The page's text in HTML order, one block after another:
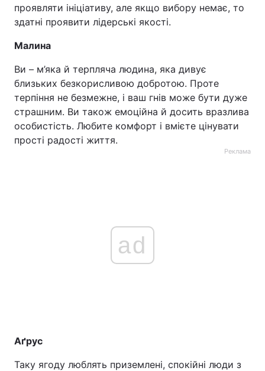
проявляти ініціативу, але якщо вибору немає, то
здатні проявити лідерські якості.
Малина
Ви – м’яка й терпляча людина, яка дивує
близьких безкорисливою добротою. Проте
терпіння не безмежне, і ваш гнів може бути дуже
страшним. Ви також емоційна й досить вразлива
особистість. Любите комфорт і вмієте цінувати
прості радості життя.
Реклама
ad
Аґрус
Таку ягоду люблять приземлені, спокійні люди з